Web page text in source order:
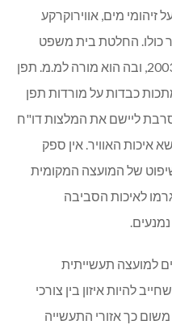
זיהומי מים, אווירוקרקע
כולו. החלטת בית משפט
השלום בתביעה (נספח 1) בשנת 2003, ובה הוא מורה למ.מ. תפן
כבדות על מורדות תפן
ליישם את המלצות דו"ח
(נספח 7 ) בנושא איכות האוויר. אין ספק
של המועצה המקומית
לאיכות הסביבה
למועצה תעשייתית
להיות איזון בין צורכי
כך אזורי התעשייה